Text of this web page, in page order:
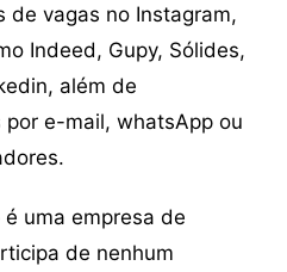
de vagas no Instagram,
Indeed, Gupy, Sólides,
além de
e-mail, whatsApp ou
uma empresa de
de nenhum